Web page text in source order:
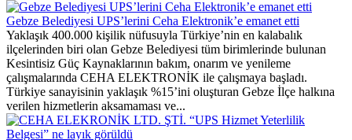
Gebze Belediyesi UPS’lerini Ceha Elektronik’e emanet etti
Yaklaşık 400.000 kişilik nüfusuyla Türkiye’nin en kalabalık
ilçelerinden biri olan Gebze Belediyesi tüm birimlerinde bulunan
Kesintisiz Güç Kaynaklarının bakım, onarım ve yenileme
çalışmalarında CEHA ELEKTRONİK ile çalışmaya başladı.
Türkiye sanayisinin yaklaşık %15’ini oluşturan Gebze İlçe halkına
verilen hizmetlerin aksamaması ve...